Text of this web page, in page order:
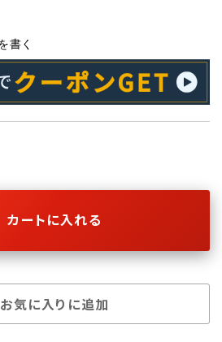
書く
カートに入れる
お気に入りに追加